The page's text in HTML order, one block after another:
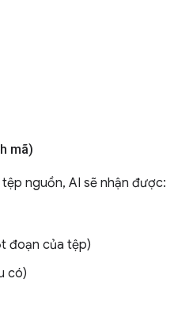
mã)
nguồn, AI sẽ nhận được:
đoạn của tệp)
có)